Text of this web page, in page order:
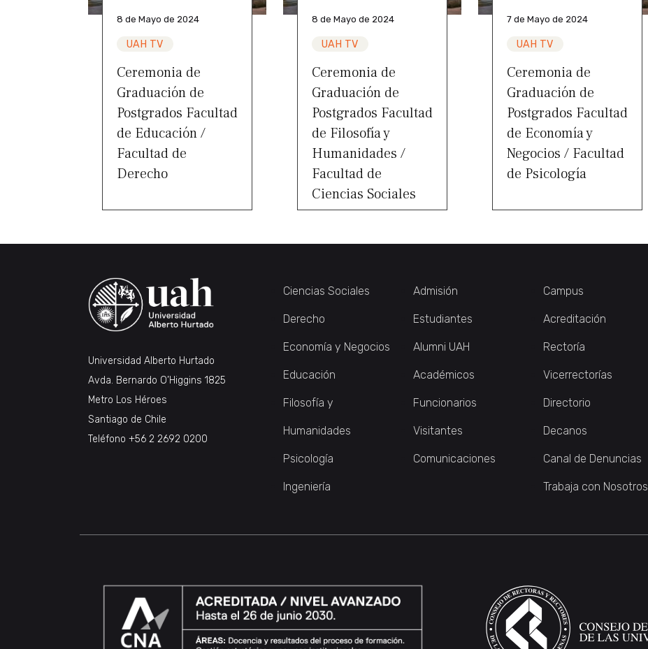
8 de Mayo de 2024
UAH TV
Ceremonia de
Graduación de
Postgrados Facultad
de Educación /
Facultad de
Derecho
8 de Mayo de 2024
UAH TV
Ceremonia de
Graduación de
Postgrados Facultad
de Filosofía y
Humanidades /
Facultad de
Ciencias Sociales
7 de Mayo de 2024
UAH TV
Ceremonia de
Graduación de
Postgrados Facultad
de Economía y
Negocios / Facultad
de Psicología
Universidad Alberto Hurtado
Avda. Bernardo O’Higgins 1825
Metro Los Héroes
Santiago de Chile
Teléfono +56 2 2692 0200
Ciencias Sociales
Derecho
Economía y Negocios
Educación
Filosofía y
Humanidades
Psicología
Ingeniería
Admisión
Estudiantes
Alumni UAH
Académicos
Funcionarios
Visitantes
Comunicaciones
Campus
Acreditación
Rectoría
Vicerrectorías
Directorio
Decanos
Canal de Denuncias
Trabaja con Nosotros